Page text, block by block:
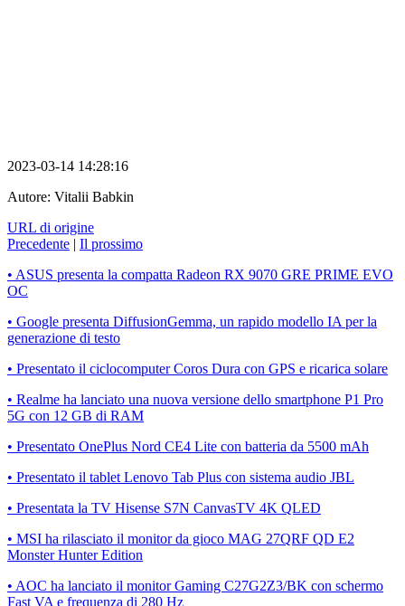
2023-03-14 14:28:16
Autore: Vitalii Babkin
URL di origine
Precedente | Il prossimo
• ASUS presenta la compatta Radeon RX 9070 GRE PRIME EVO
OC
• Google presenta DiffusionGemma, un rapido modello IA per la
generazione di testo
• Presentato il ciclocomputer Coros Dura con GPS e ricarica solare
• Realme ha lanciato una nuova versione dello smartphone P1 Pro
5G con 12 GB di RAM
• Presentato OnePlus Nord CE4 Lite con batteria da 5500 mAh
• Presentato il tablet Lenovo Tab Plus con sistema audio JBL
• Presentata la TV Hisense S7N CanvasTV 4K QLED
• MSI ha rilasciato il monitor da gioco MAG 27QRF QD E2
Monster Hunter Edition
• AOC ha lanciato il monitor Gaming C27G2Z3/BK con schermo
Fast VA e frequenza di 280 Hz